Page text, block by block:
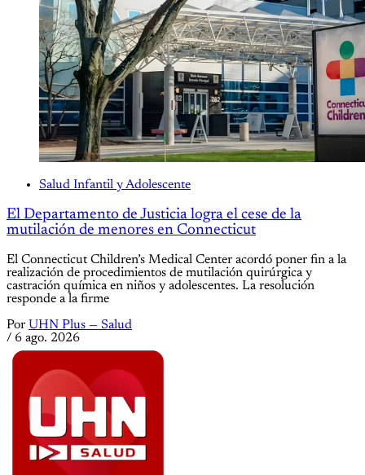
Salud Infantil y Adolescente
El Departamento de Justicia logra el cese de la
mutilación de menores en Connecticut
El Connecticut Children’s Medical Center acordó poner fin a la
realización de procedimientos de mutilación quirúrgica y
castración química en niños y adolescentes. La resolución
responde a la firme
Por UHN Plus — Salud
/ 6 ago. 2026